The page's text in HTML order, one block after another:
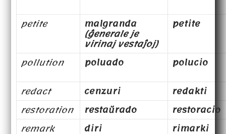
petite
malgranda
(ĝenerale je
virinaj vestaĵoj)
petite
pollution poluado
polucio
redact
cenzuri
redakti
restoration
restaŭrado
restoracio
remark
diri rimarki